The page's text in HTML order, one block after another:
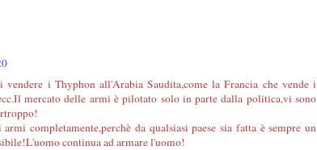
i Thyphon all'Arabia Saudita,come la Francia che vende i
mercato delle armi è pilotato solo in parte dalla politica,vi sono
completamente,perchè da qualsiasi paese sia fatta è sempre un
continua ad armare l'uomo!